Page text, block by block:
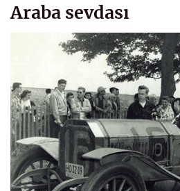
Araba sevdası